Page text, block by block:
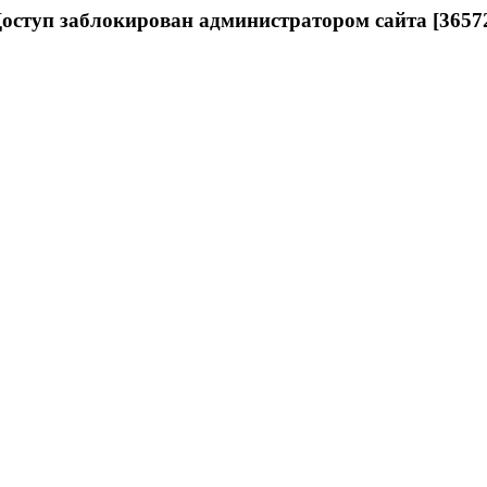
заблокирован администратором сайта